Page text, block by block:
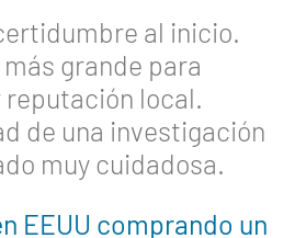
al inicio.
grande para
local.
de una investigación
muy cuidadosa.
EEUU comprando un